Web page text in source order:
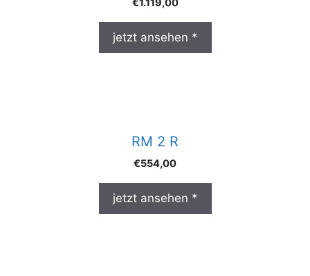
€1.119,00
jetzt ansehen *
RM 2 R
€554,00
jetzt ansehen *